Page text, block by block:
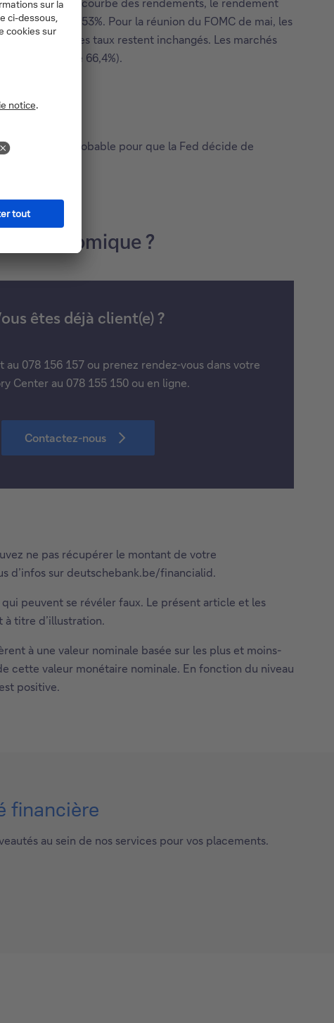
positif à +0,53%. Pour la réunion du FOMC de mai, les
que les taux restent inchangés. Les marchés
actuelle de 66,4%).
le plus probable pour que la Fed décide de
économique ?
êtes déjà client(e) ?
au 078 156 157 ou prenez rendez-vous dans votre
Center au 078 155 150 ou en ligne.
Contactez-nous
ne pas récupérer le montant de votre
d’infos sur deutschebank.be/financialid.
peuvent se révéler faux. Le présent article et les
à titre d’illustration.
à une valeur nominale basée sur les plus et moins-
cette valeur monétaire nominale. En fonction du niveau
positive.
financière
au sein de nos services pour vos placements.